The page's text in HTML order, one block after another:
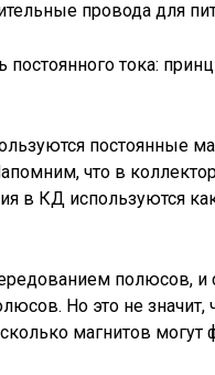
провода для
постоянные
что в
в КД используются
полюсов, и
Но это не значит,
магнитов